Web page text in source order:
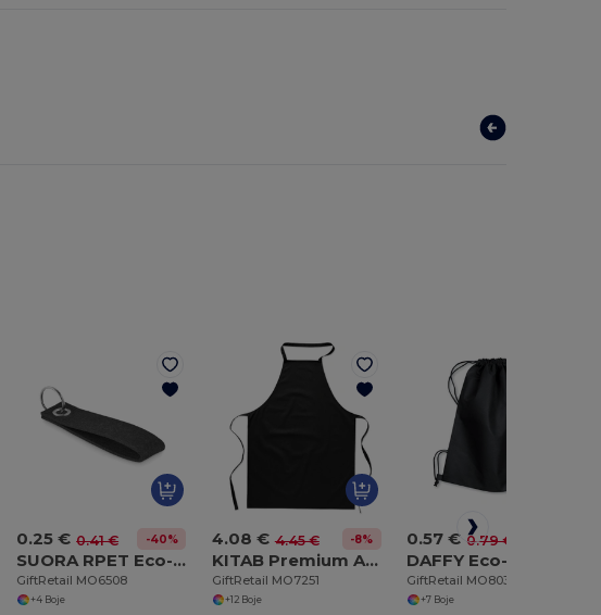
0.25 € 0.41 € -40%
SUORA RPET Eco-Friendly Rectangular RPET Felt Keyring
GiftRetail MO6508
+4 Boje
4.08 € 4.45 € -8%
KITAB Premium Adjustable Cotton Kitchen Multi-purpose Apron
GiftRetail MO7251
+12 Boje
0.57 € 0.79 €
GiftRetail MO8031
+7 Boje